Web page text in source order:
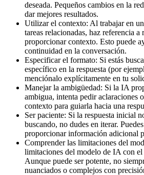
deseada. Pequeños cambios en la
dar mejores resultados.
Utilizar el contexto: Al trabajar en
tareas relacionadas, haz referencia a
proporcionar contexto. Esto puede
continuidad en la conversación.
Especificar el formato: Si estás
específico en la respuesta (por
menciónalo explícitamente en tu
Manejar la ambigüedad: Si la IA
ambigua, intenta pedir aclaraciones
contexto para guiarla hacia una
Ser paciente: Si la respuesta inicial
buscando, no dudes en iterar.
proporcionar información adicional
Comprender las limitaciones del
limitaciones del modelo de IA con el
Aunque puede ser potente, no
nuanciados o complejos con